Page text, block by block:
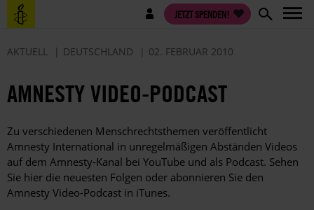
Direkt
zum
Benutzermenü JETZT SPENDEN!
AKTUELL DEUTSCHLAND 02. FEBRUAR 2010
AMNESTY VIDEO-PODCAST
Zu verschiedenen Menschrechtsthemen veröffentlicht
Amnesty International in unregelmäßigen Abständen Videos
auf dem Amnesty-Kanal bei YouTube und als Podcast. Sehen
Sie hier die neuesten Folgen oder abonnieren Sie den
Amnesty Video-Podcast in iTunes.